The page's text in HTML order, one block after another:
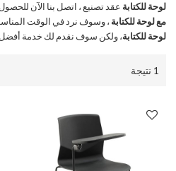
لوحة للكتابة عقد تصنيع ، اتصل بنا الآن
مع لوحة للكتابة ، وسوف نرد في الوقت
لوحة للكتابة، ولكن سوف نقدم لك خدمة
1 نتيجة